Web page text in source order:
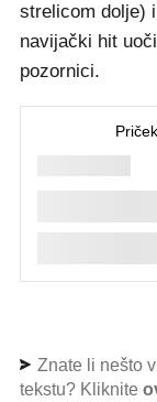
strelicom dolje)
navijački hit
pozornici.
Znate li nešto
tekstu? Kliknite